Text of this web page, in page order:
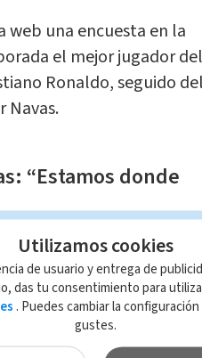
web una encuesta en la
el mejor jugador del
Ronaldo, seguido del
Navas.
“Estamos donde
Utilizamos cookies
de usuario y entrega de
das tu consentimiento para
. Puedes cambiar la
gustes.